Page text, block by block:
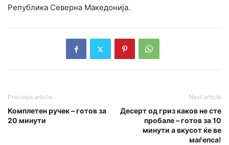
Република Северна Македонија.
Previous article
Комплетен ручек – готов за
20 минути
Next article
Десерт од гриз каков не сте
пробале – готов за 10
минути а вкусот ќе ве
маѓепса!